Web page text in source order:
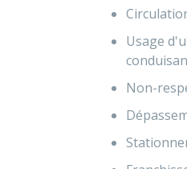
Usage
Non-